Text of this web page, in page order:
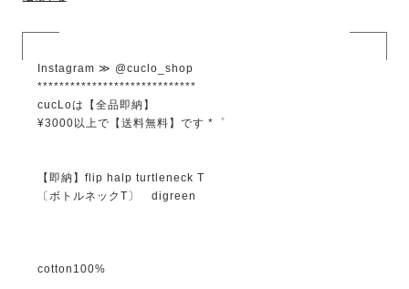
Instagram ≫ @cuclo_shop
*****************************
cucLoは【全品即納】
¥3000以上で【送料無料】です *゜
【即納】flip halp turtleneck T
〔ボトルネックT〕 digreen
cotton100%